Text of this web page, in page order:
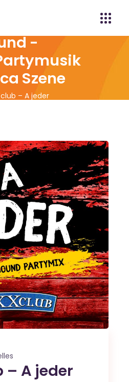
-
Szene
– A jeder
– A jeder